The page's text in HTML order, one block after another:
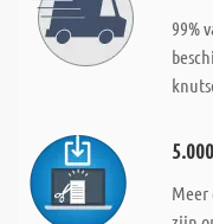
99%
Meer